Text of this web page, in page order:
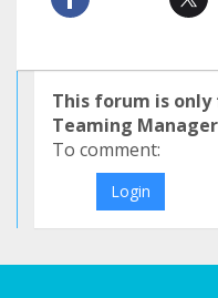
This forum is
Teaming
To comment:
Login